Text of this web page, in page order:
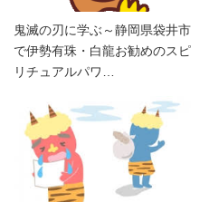
鬼滅の刃に学ぶ～静岡県袋井市
で伊勢有珠・白龍お勧めのスピ
リチュアルパワ…